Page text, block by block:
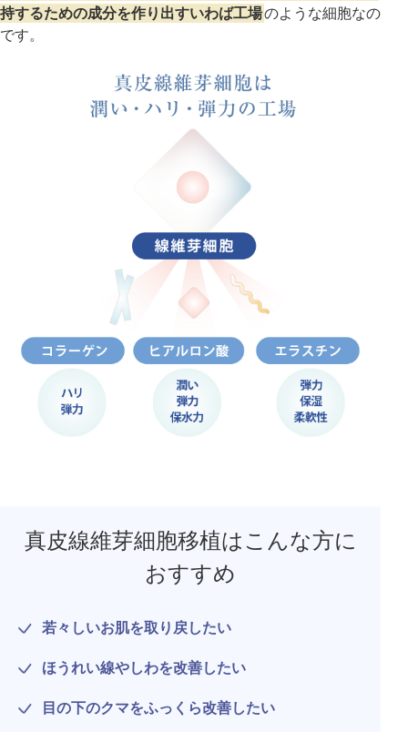
持するための成分を作り出すいわば工場のような細胞なの
です。
真皮線維芽細胞移植はこんな方に
おすすめ
若々しいお肌を取り戻したい
ほうれい線やしわを改善したい
目の下のクマをふっくら改善したい